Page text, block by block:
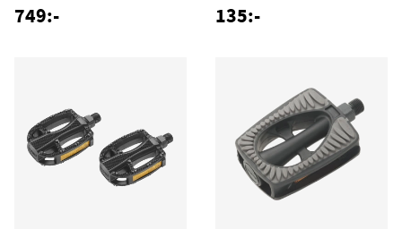
749:- 135:-